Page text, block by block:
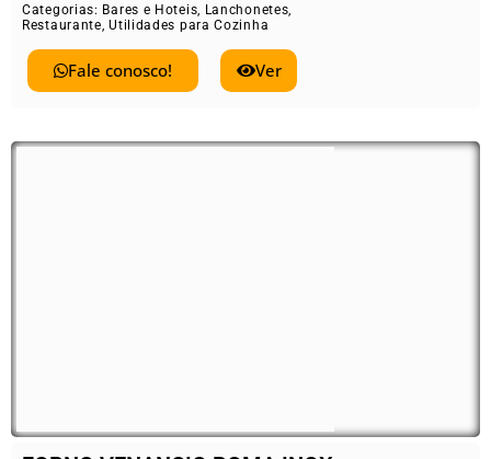
Categorias: Bares e Hoteis, Lanchonetes,
Restaurante,Utilidades para Cozinha
Fale conosco! Ver